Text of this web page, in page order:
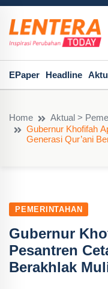
EPaper Headline
Home
Aktual >
Gubernur Khofifah
Generasi Qur’ani
PEMERINTAHAN
Gubernur
Pesantren
Berakhlak